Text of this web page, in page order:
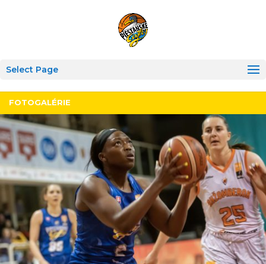
Select Page
FOTOGALÉRIE